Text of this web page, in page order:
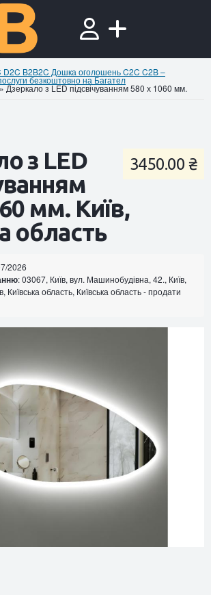
D2C B2B2C Дошка оголошень C2C C2B –
безкоштовно на Багател
»Дзеркало з LED підсвічуванням 580 х 1060 мм.
3450.00 ₴
з LED
мм. Київ,
область
2026
: 03067, Київ, вул. Машинобудівна, 42., Київ,
Київська область, Київська область - продати